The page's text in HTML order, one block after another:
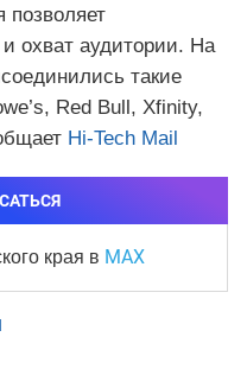
позволяет
охват аудитории. На
такие
Red Bull, Xfinity,
Hi-Tech Mail
края в MAX